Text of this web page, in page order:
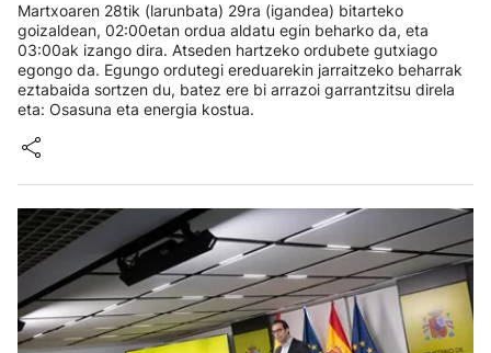
Martxoaren 28tik (larunbata) 29ra (igandea) bitarteko
goizaldean, 02:00etan ordua aldatu egin beharko da, eta
03:00ak izango dira. Atseden hartzeko ordubete gutxiago
egongo da. Egungo ordutegi ereduarekin jarraitzeko beharrak
eztabaida sortzen du, batez ere bi arrazoi garrantzitsu direla
eta: Osasuna eta energia kostua.